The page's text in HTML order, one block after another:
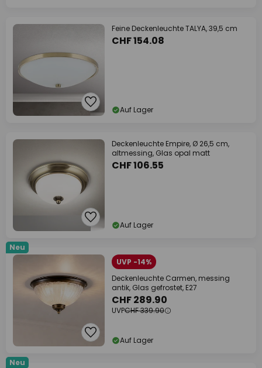
Feine Deckenleuchte TALYA, 39,5 cm
CHF 154.08
Auf Lager
Deckenleuchte Empire, Ø 26,5 cm,
altmessing, Glas opal matt
CHF 106.55
Auf Lager
Neu
UVP -14%
Deckenleuchte Carmen, messing
antik, Glas gefrostet, E27
CHF 289.90
UVPCHF 339.90
Auf Lager
Neu